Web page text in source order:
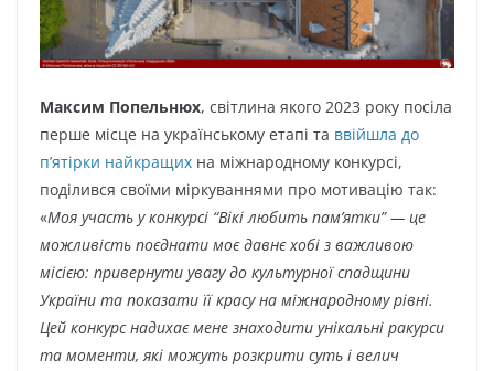
Максим Попельнюх, світлина якого 2023 року посіла
перше місце на українському етапі та ввійшла до
п’ятірки найкращих на міжнародному конкурсі,
поділився своїми міркуваннями про мотивацію так:
«Моя участь у конкурсі “Вікі любить пам’ятки” — це
можливість поєднати моє давнє хобі з важливою
місією: привернути увагу до культурної спадщини
України та показати її красу на міжнародному рівні.
Цей конкурс надихає мене знаходити унікальні ракурси
та моменти, які можуть розкрити суть і велич